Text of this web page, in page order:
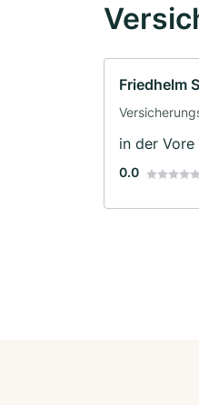
Friedhelm
in der Vore
0.0